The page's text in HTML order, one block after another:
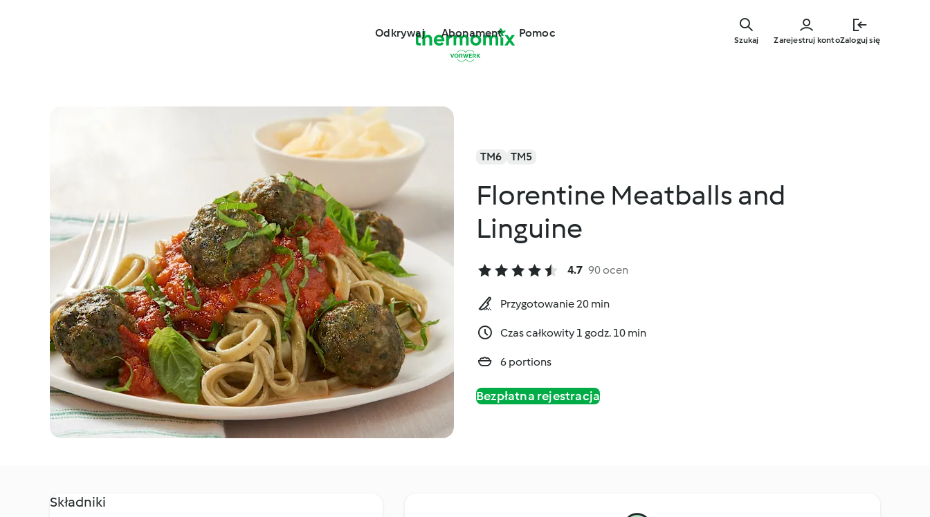
głównej
Odkrywaj Abonament Pomoc
Zarejestruj kontoZaloguj się
Szukaj
TM6 TM5
Florentine Meatballs and
Linguine
4.7 90 ocen
Przygotowanie 20 min
Czas całkowity 1 godz. 10 min
6 portions
Bezpłatna rejestracja
Składniki